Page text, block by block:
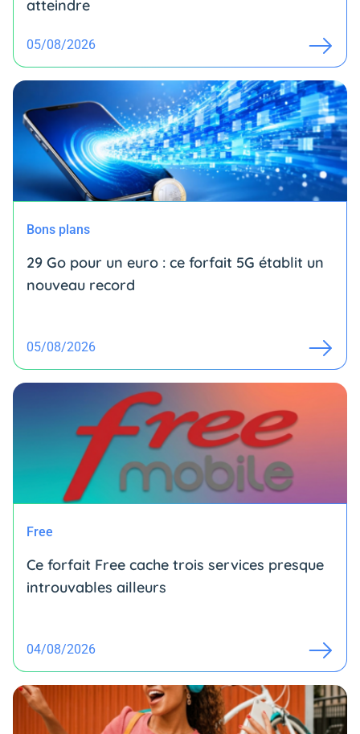
atteindre
05/08/2026
Bons plans
29 Go pour un euro : ce forfait 5G établit un
nouveau record
05/08/2026
Free
Ce forfait Free cache trois services presque
introuvables ailleurs
04/08/2026